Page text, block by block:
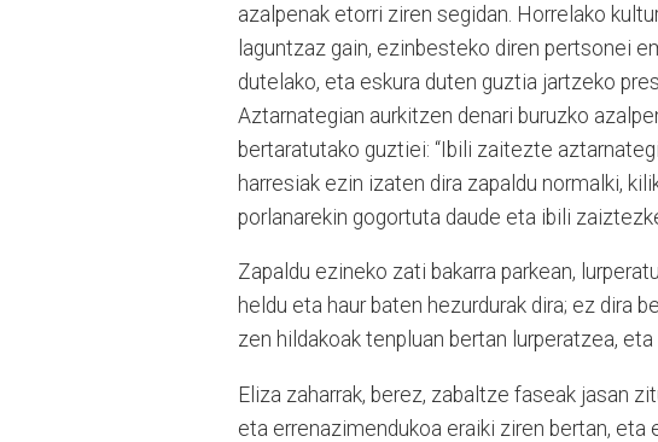
azalpenak etorri ziren segidan. Horrelako
laguntzaz gain, ezinbesteko diren pertsonei
dutelako, eta eskura duten guztia jartzeko
Aztarnategian aurkitzen denari buruzko
bertaratutako guztiei: “Ibili zaitezte
harresiak ezin izaten dira zapaldu normalki,
porlanarekin gogortuta daude eta ibili
Zapaldu ezineko zati bakarra parkean,
heldu eta haur baten hezurdurak dira; ez dira
zen hildakoak tenpluan bertan lurperatzea,
Eliza zaharrak, berez, zabaltze faseak jasan
eta errenazimendukoa eraiki ziren bertan,